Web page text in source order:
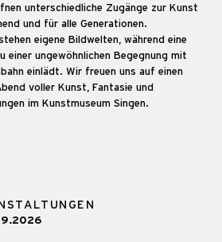
unterschiedliche Zugänge zur Kunst
und für alle Generationen.
eigene Bildwelten, während eine
ungewöhnlichen Begegnung mit
einlädt. Wir freuen uns auf einen
voller Kunst, Fantasie und
im Kunstmuseum Singen.